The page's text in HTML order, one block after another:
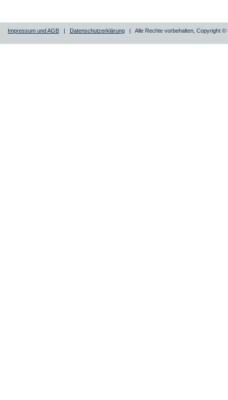
Impressum und AGB | Datenschutzerklärung | Alle Rechte vorbehalten, Copyright ©